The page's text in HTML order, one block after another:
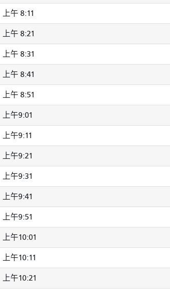
上午 8:11
上午 8:21
上午 8:31
上午 8:41
上午 8:51
上午9:01
上午9:11
上午9:21
上午9:31
上午9:41
上午9:51
上午10:01
上午10:11
上午10:21